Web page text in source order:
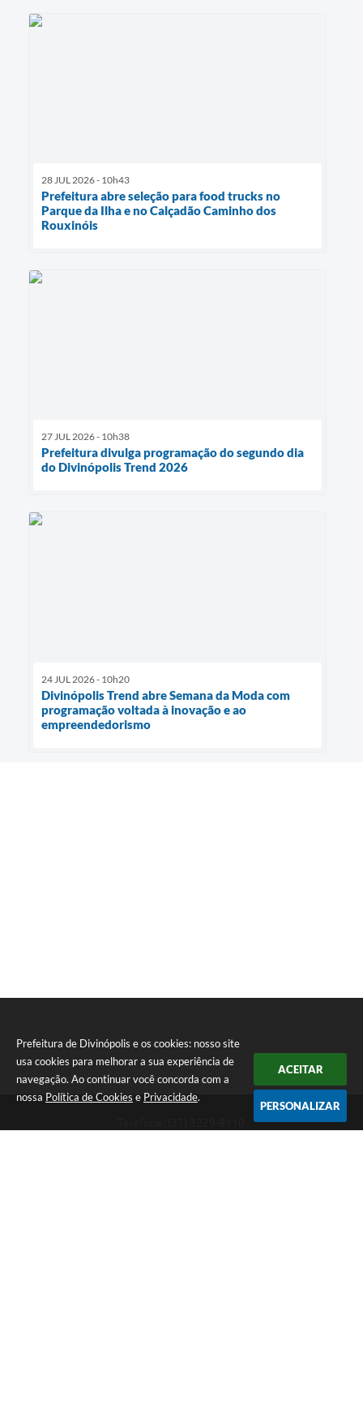
Prefeitura de Divinópolis e os cookies: nosso site
usa cookies para melhorar a sua experiência de
navegação. Ao continuar você concorda com a
nossa Política de Cookies e Privacidade.
ACEITAR
PERSONALIZAR
28 JUL 2026 - 10h43
Prefeitura abre seleção para food trucks no
Parque da Ilha e no Calçadão Caminho dos
Rouxinóis
27 JUL 2026 - 10h38
Prefeitura divulga programação do segundo dia
do Divinópolis Trend 2026
24 JUL 2026 - 10h20
Divinópolis Trend abre Semana da Moda com
programação voltada à inovação e ao
empreendedorismo